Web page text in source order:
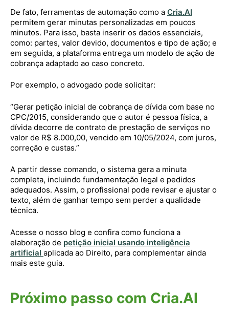
De fato, ferramentas de automação como a Cria.AI
permitem gerar minutas personalizadas em poucos
minutos. Para isso, basta inserir os dados essenciais,
como: partes, valor devido, documentos e tipo de ação; e
em seguida, a plataforma entrega um modelo de ação de
cobrança adaptado ao caso concreto.
Por exemplo, o advogado pode solicitar:
“Gerar petição inicial de cobrança de dívida com base no
CPC/2015, considerando que o autor é pessoa física, a
dívida decorre de contrato de prestação de serviços no
valor de R$ 8.000,00, vencido em 10/05/2024, com juros,
correção e custas.”
A partir desse comando, o sistema gera a minuta
completa, incluindo fundamentação legal e pedidos
adequados. Assim, o profissional pode revisar e ajustar o
texto, além de ganhar tempo sem perder a qualidade
técnica.
Acesse o nosso blog e confira como funciona a
elaboração de petição inicial usando inteligência
artificial aplicada ao Direito, para complementar ainda
mais este guia.
Próximo passo com Cria.AI